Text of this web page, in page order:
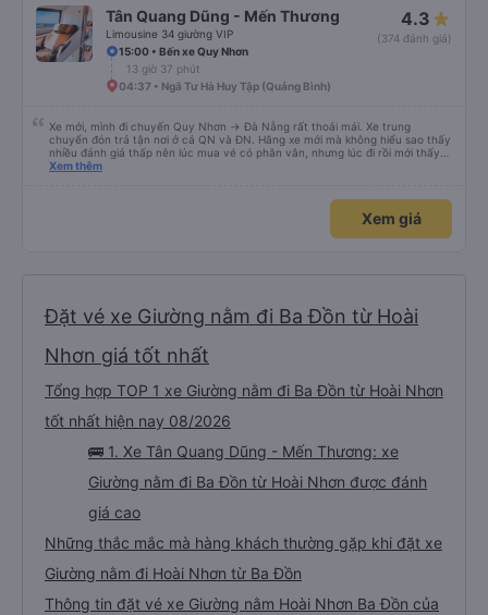
Tân Quang Dũng - Mến Thương
Limousine 34 giường VIP
4.3
(374 đánh giá)
15:00 • Bến xe Quy Nhơn
13 giờ 37 phút
04:37 • Ngã Tư Hà Huy Tập (Quảng Bình)
Xe mới, mình đi chuyến Quy Nhơn -> Đà Nẵng rất thoải mái. Xe trung
chuyển đón trả tận nơi ở cả QN và ĐN. Hãng xe mới mà không hiểu sao thấy
nhiều đánh giá thấp nên lúc mua vé có phân vân, nhưng lúc đi rồi mới thấy
tuyệt vời. Mọi nhân viên đều thân thiện, nhiệt tình. Nhắn tin cho anh phụ lái
hoà mạnh, sạch sẽ. Không hiểu sao nhiều đánh giá thấp? Mọi người ủng hộ
nhé, mình đi Quy Nhơn về Đà Nẵng mà cả xe có 7 khách, nhìn thương. Chúc
Xem thêm
Xem giá
Đặt vé xe Giường nằm đi Ba Đồn từ Hoài
Nhơn giá tốt nhất
Tổng hợp TOP 1 xe Giường nằm đi Ba Đồn từ Hoài Nhơn
tốt nhất hiện nay 08/2026
🚌 1. Xe Tân Quang Dũng - Mến Thương: xe
Giường nằm đi Ba Đồn từ Hoài Nhơn được đánh
giá cao
Những thắc mắc mà hàng khách thường gặp khi đặt xe
Giường nằm đi Hoài Nhơn từ Ba Đồn
Thông tin đặt vé xe Giường nằm Hoài Nhơn Ba Đồn của